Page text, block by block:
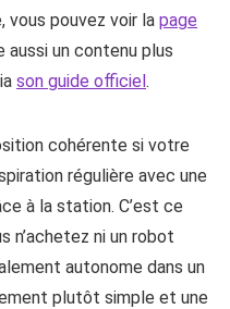
vous pouvez voir la page
aussi un contenu plus
son guide officiel.
cohérente si votre
régulière avec une
à la station. C’est ce
n’achetez ni un robot
autonome dans un
plutôt simple et une